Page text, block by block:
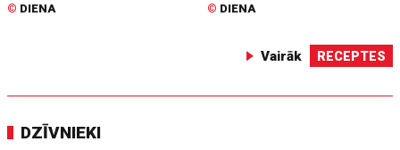
© DIENA © DIENA
Vairāk RECEPTES
DZĪVNIEKI